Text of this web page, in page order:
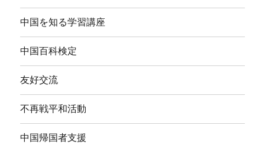
中国を知る学習講座
中国百科検定
友好交流
不再戦平和活動
中国帰国者支援